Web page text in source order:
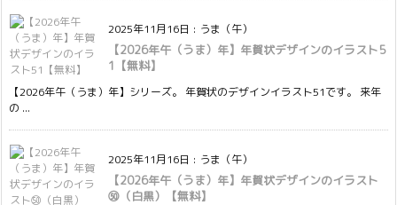
2025年11月16日 : うま（午）
【2026年午（うま）年】年賀状デザインのイラスト5
1【無料】
【2026年午（うま）年】シリーズ。 年賀状のデザインイラスト51です。 来年
の ...
2025年11月16日 : うま（午）
【2026年午（うま）年】年賀状デザインのイラスト
㊿（白黒）【無料】